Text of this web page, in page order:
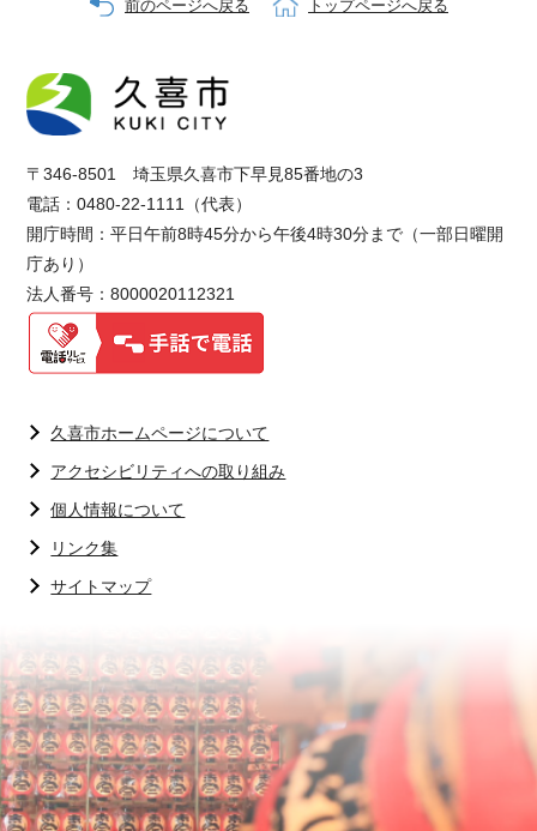
前のページへ戻る トップページへ戻る
〒346-8501 埼玉県久喜市下早見85番地の3
電話：0480-22-1111（代表）
開庁時間：平日午前8時45分から午後4時30分まで（一部日曜開
庁あり）
法人番号：8000020112321
久喜市ホームページについて
アクセシビリティへの取り組み
個人情報について
リンク集
サイトマップ